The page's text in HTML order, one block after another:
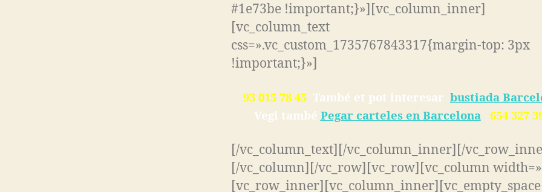
#1e73be !important;}»][vc_column_inner]
[vc_column_text
css=».vc_custom_1735767843317{margin-top: 3px
!important;}»]
93 015 78 45 També et pot interesar bustiada
Vegi també Pegar carteles en Barcelona 654 327
[/vc_column_text][/vc_column_inner][/
[/vc_column][/vc_row][vc_row][vc_column
[vc_row_inner][vc_column_inner][vc_empty_space